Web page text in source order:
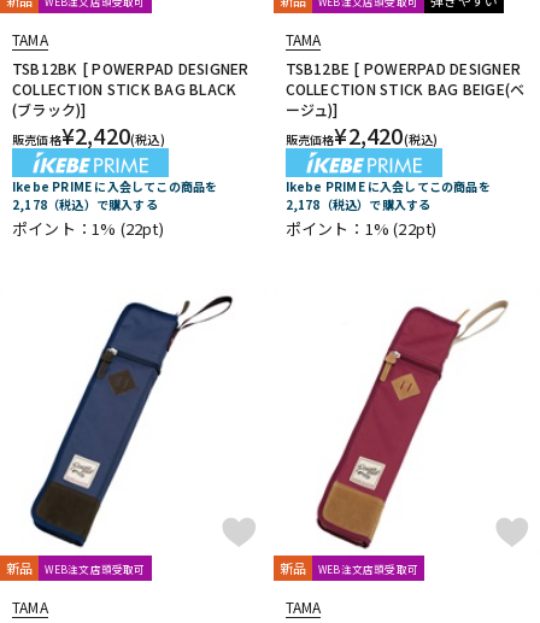
TAMA
TSB12BK [ POWERPAD DESIGNER
COLLECTION STICK BAG BLACK
(ブラック)]
販売価格¥2,420(税込)
Ikebe PRIME に入会してこの商品を
2,178（税込）で購入する
ポイント：1% (22pt)
TAMA
TSB12BE [ POWERPAD DESIGNER
COLLECTION STICK BAG BEIGE(ベ
ージュ)]
販売価格¥2,420(税込)
Ikebe PRIME に入会してこの商品を
2,178（税込）で購入する
ポイント：1%(22pt)
新品 WEB注文店頭受取可
TAMA
新品 WEB注文店頭受取可
TAMA